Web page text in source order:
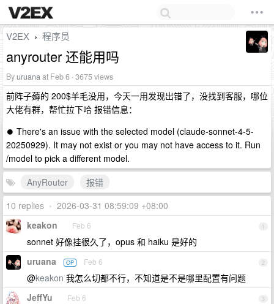
V2EX › 程序员
anyrouter 还能用吗
Byuruanaat Feb 6 · 3675 views
前阵子薅的 200$羊毛没用，今天一用发现出错了，没找到客服，哪位
大佬有群，帮忙拉下哈 报错信息：
⏺ There's an issue with the selected model (claude-sonnet-4-5-
20250929). It may not exist or you may not have access to it. Run
/model to pick a different model.
AnyRouter
报错
10 replies • 2026-03-31 08:59:09 +08:00
1
keakon Feb 6
sonnet 好像挂很久了，opus 和 haiku 是好的
2
uruana OP Feb 6
@keakon 我怎么切都不行，不知道是不是哪里配置有问题
3
JeffYu Feb 6